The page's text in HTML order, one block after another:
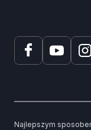
Najlepszym